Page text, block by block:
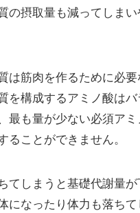
の摂取量も減ってしま
は筋肉を作るために必要
を構成するアミノ酸は
最も量が少ない必須ア
ることができません。
てしまうと基礎代謝量
になったり体力も落ちて